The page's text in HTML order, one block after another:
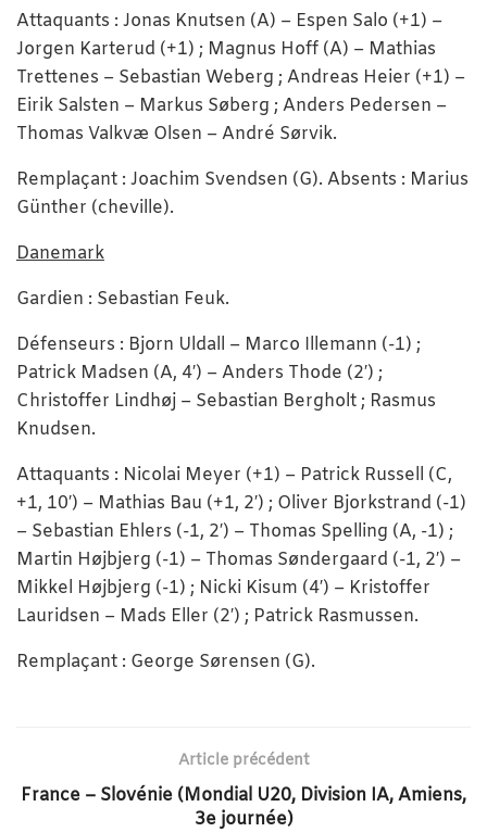
Attaquants : Jonas Knutsen (A) – Espen Salo (+1) –
Jorgen Karterud (+1) ; Magnus Hoff (A) – Mathias
Trettenes – Sebastian Weberg ; Andreas Heier (+1) –
Eirik Salsten – Markus Søberg ; Anders Pedersen –
Thomas Valkvæ Olsen – André Sørvik.
Remplaçant : Joachim Svendsen (G). Absents : Marius
Günther (cheville).
Danemark
Gardien : Sebastian Feuk.
Défenseurs : Bjorn Uldall – Marco Illemann (-1) ;
Patrick Madsen (A, 4′) – Anders Thode (2′) ;
Christoffer Lindhøj – Sebastian Bergholt ; Rasmus
Knudsen.
Attaquants : Nicolai Meyer (+1) – Patrick Russell (C,
+1, 10′) – Mathias Bau (+1, 2′) ; Oliver Bjorkstrand (-1)
– Sebastian Ehlers (-1, 2′) – Thomas Spelling (A, -1) ;
Martin Højbjerg (-1) – Thomas Søndergaard (-1, 2′) –
Mikkel Højbjerg (-1) ; Nicki Kisum (4′) – Kristoffer
Lauridsen – Mads Eller (2′) ; Patrick Rasmussen.
Remplaçant : George Sørensen (G).
Article précédent
France – Slovénie (Mondial U20, Division IA, Amiens,
3e journée)